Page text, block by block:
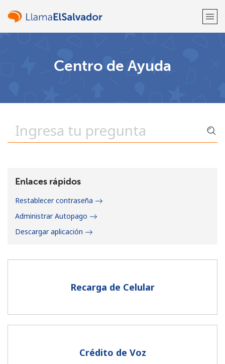
Un caracter especial
Centro de Ayuda
Recarga de Celular
Crédito de Voz
Enlaces rápidos
Restablecer contraseña
Administrar Autopago
Descargar aplicación